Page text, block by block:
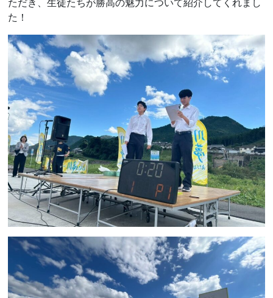
ただき、生徒たちが勝高の魅力について紹介してくれまし
た！